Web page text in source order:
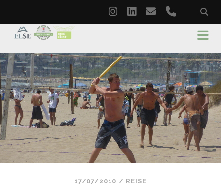
instagram
linkedin
emailphone
17/07/2010 / REISE